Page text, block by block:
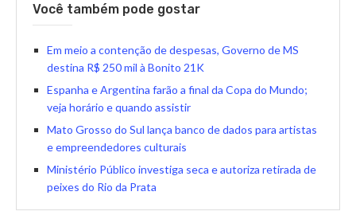
Você também pode gostar
Em meio a contenção de despesas, Governo de MS
destina R$ 250 mil à Bonito 21K
Espanha e Argentina farão a final da Copa do Mundo;
veja horário e quando assistir
Mato Grosso do Sul lança banco de dados para artistas
e empreendedores culturais
Ministério Público investiga seca e autoriza retirada de
peixes do Rio da Prata